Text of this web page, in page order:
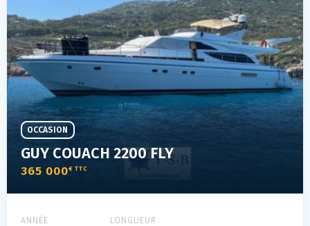
GUY COUACH 2200 FLY
365 000€ TTC
OCCASION
ANNÉE LONGUEUR